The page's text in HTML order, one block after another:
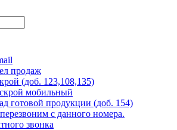
продаж
(доб. 123,108,135)
мобильный
готовой продукции (доб. 154)
с данного номера.
звонка